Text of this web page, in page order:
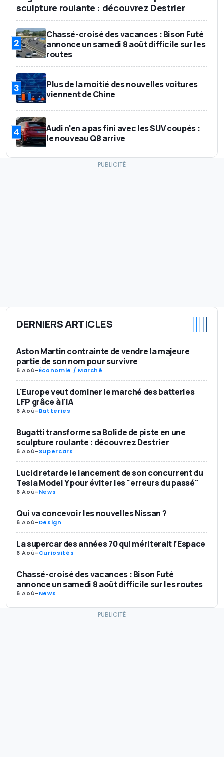
sculpture roulante : découvrez Destrier
2
Chassé-croisé des vacances : Bison Futé
annonce un samedi 8 août difficile sur les
routes
3
Plus de la moitié des nouvelles voitures
viennent de Chine
4
Audi n'en a pas fini avec les SUV coupés :
le nouveau Q8 arrive
DERNIERS ARTICLES
Aston Martin contrainte de vendre la majeure
partie de son nom pour survivre
6 Aoû-Économie / Marché
L'Europe veut dominer le marché des batteries
LFP grâce à l'IA
6 Aoû-Batteries
Bugatti transforme sa Bolide de piste en une
sculpture roulante : découvrez Destrier
6 Aoû-Supercars
Lucid retarde le lancement de son concurrent du
Tesla Model Y pour éviter les "erreurs du passé"
6 Aoû-News
Qui va concevoir les nouvelles Nissan ?
6 Aoû-Design
La supercar des années 70 qui mériterait l’Espace
6 Aoû-Curiosités
Chassé-croisé des vacances : Bison Futé
annonce un samedi 8 août difficile sur les routes
6 Aoû-News